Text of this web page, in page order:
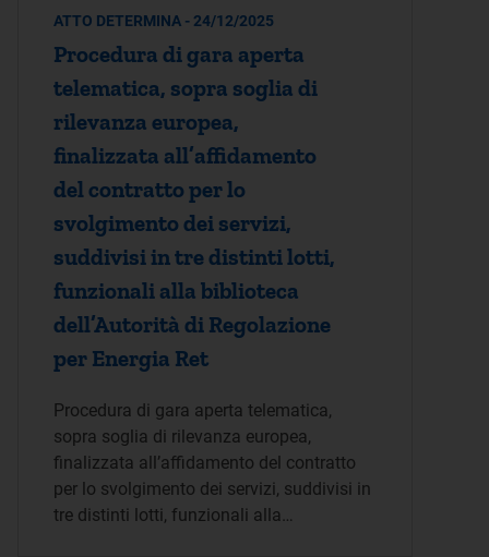
ATTO DETERMINA - 24/12/2025
Procedura di gara aperta
telematica, sopra soglia di
rilevanza europea,
finalizzata all’affidamento
del contratto per lo
svolgimento dei servizi,
suddivisi in tre distinti lotti,
funzionali alla biblioteca
dell’Autorità di Regolazione
per Energia Ret
Procedura di gara aperta telematica,
sopra soglia di rilevanza europea,
finalizzata all’affidamento del contratto
per lo svolgimento dei servizi, suddivisi in
tre distinti lotti, funzionali alla…